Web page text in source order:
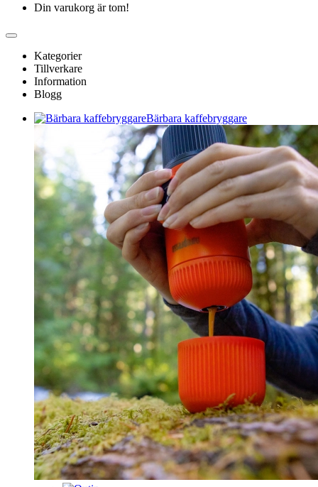
Din varukorg är tom!
Kategorier
Tillverkare
Information
Blogg
Bärbara kaffebryggare